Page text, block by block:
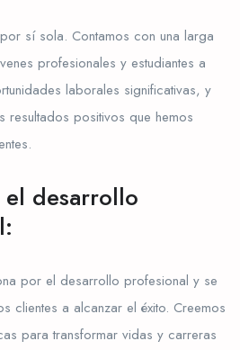
sí sola. Contamos con una larga
profesionales y estudiantes a
laborales significativas, y
resultados positivos que hemos
desarrollo
por el desarrollo profesional y se
clientes a alcanzar el éxito. Creemos
para transformar vidas y carreras